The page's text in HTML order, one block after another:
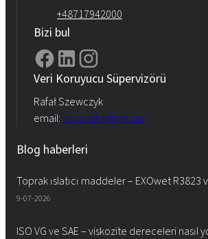
+48717942000
Bizi bul
Veri Koruyucu Süpervizörü
Rafał Szewczyk
email: iod.rokita@pcc.eu
Blog haberleri
Toprak ıslatıcı maddeler – EXOwet R3823
9-07-2026
ISO VG ve SAE – viskozite dereceleri nasıl